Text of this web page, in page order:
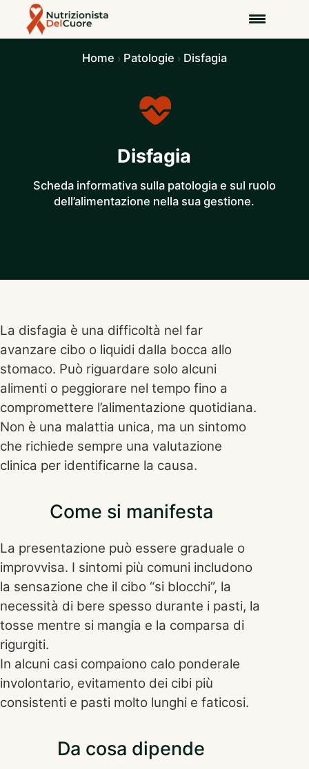
Home › Patologie › Disfagia
Disfagia
Scheda informativa sulla patologia e sul ruolo
dell’alimentazione nella sua gestione.
La disfagia è una difficoltà nel far
avanzare cibo o liquidi dalla bocca allo
stomaco. Può riguardare solo alcuni
alimenti o peggiorare nel tempo fino a
compromettere l’alimentazione quotidiana.
Non è una malattia unica, ma un sintomo
che richiede sempre una valutazione
clinica per identificarne la causa.
Come si manifesta
La presentazione può essere graduale o
improvvisa. I sintomi più comuni includono
la sensazione che il cibo “si blocchi”, la
necessità di bere spesso durante i pasti, la
tosse mentre si mangia e la comparsa di
rigurgiti.
In alcuni casi compaiono calo ponderale
involontario, evitamento dei cibi più
consistenti e pasti molto lunghi e faticosi.
Da cosa dipende